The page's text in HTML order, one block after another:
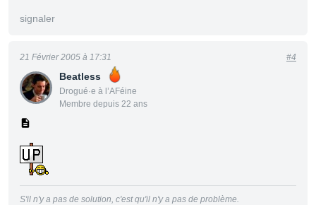
signaler
Beatless
Drogué·e à l’AFéine
Membre depuis 22 ans
21 Février 2005 à 17:31 #4
S'il n'y a pas de solution, c'est qu'il n'y a pas de problème.